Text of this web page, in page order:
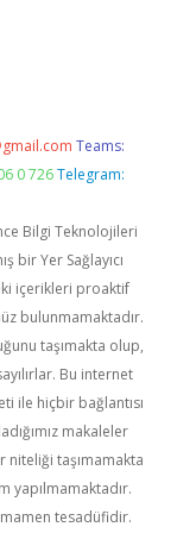
Teams:
0 726 Telegram:
Bilgi Teknolojileri
bir Yer Sağlayıcı
içerikleri proaktif
bulunmamaktadır.
taşımakta olup,
Bu internet
ile hiçbir bağlantısı
makaleler
niteliği taşımamakta
yapılmamaktadır.
tesadüfidir.